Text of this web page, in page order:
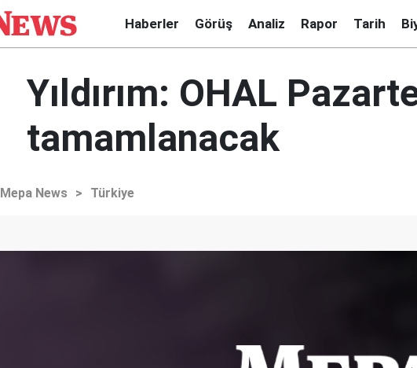
Haberler Görüş Analiz Rapor Tarih
Yıldırım: OHAL
tamamlanacak
Mepa News > Türkiye